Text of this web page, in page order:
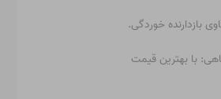
با بهترین قیمت